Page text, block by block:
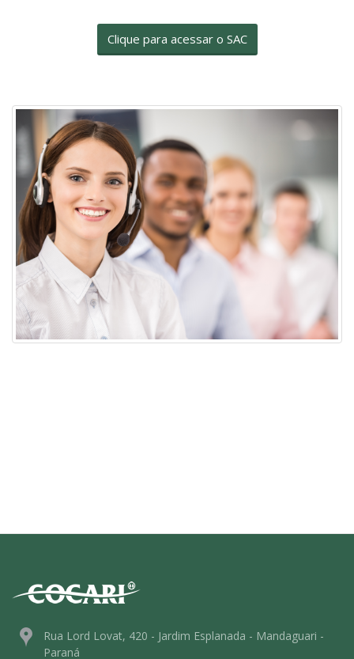
Clique para acessar o SAC
Rua Lord Lovat, 420 - Jardim Esplanada - Mandaguari -
Paraná